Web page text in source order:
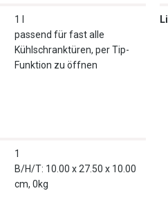
1 l
passend für fast alle
Kühlschranktüren, per Tip-
Funktion zu öffnen
1
B/H/T: 10.00 x 27.50 x 10.00
cm, 0kg